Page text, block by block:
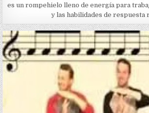
es un rompehielo lleno de energía para
y las habilidades de respuesta